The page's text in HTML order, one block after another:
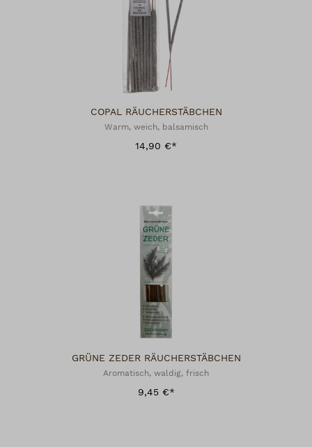
COPAL RÄUCHERSTÄBCHEN
Warm, weich, balsamisch
14,90 €*
GRÜNE ZEDER RÄUCHERSTÄBCHEN
Aromatisch, waldig, frisch
9,45 €*